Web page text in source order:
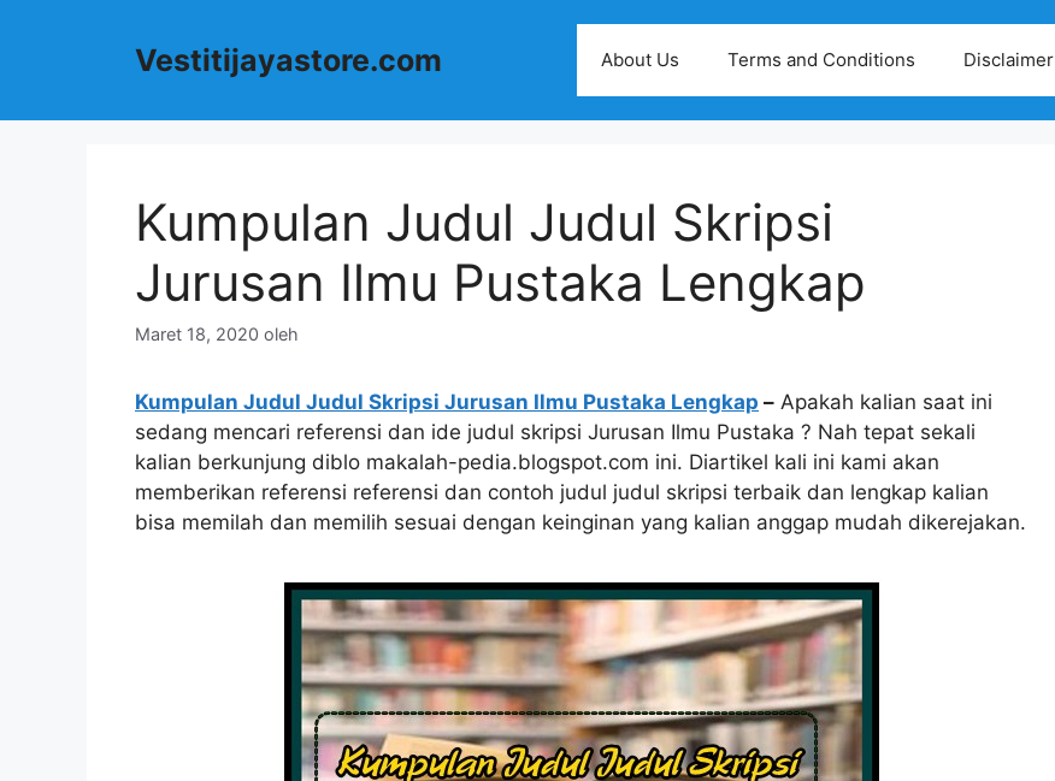
Vestitijayastore.com About Us Terms and Conditions Disclaimer
Kumpulan Judul Judul Skripsi
Jurusan Ilmu Pustaka Lengkap
Maret 18, 2020 oleh
Kumpulan Judul Judul Skripsi Jurusan Ilmu Pustaka Lengkap – Apakah kalian saat ini
sedang mencari referensi dan ide judul skripsi Jurusan Ilmu Pustaka ? Nah tepat sekali
kalian berkunjung diblo makalah-pedia.blogspot.com ini. Diartikel kali ini kami akan
memberikan referensi referensi dan contoh judul judul skripsi terbaik dan lengkap kalian
bisa memilah dan memilih sesuai dengan keinginan yang kalian anggap mudah dikerejakan.